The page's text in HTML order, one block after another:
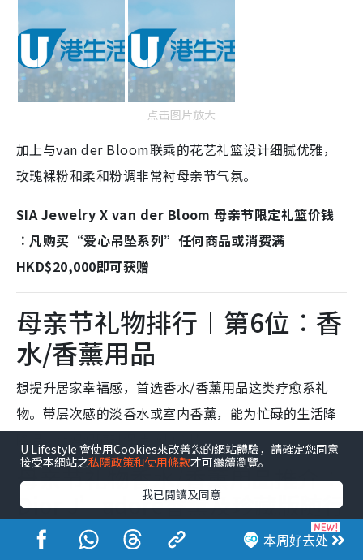
点击图片放大
加上与van der Bloom联乘的花艺礼篮设计细腻优雅，
玫瑰裸粉和柔和粉调非常衬母亲节气氛。
SIA Jewelry X van der Bloom 母亲节限定礼篮价钱
︰凡购买“爱心吊坠系列”任何商品或消费满
HKD$20,000即可获赠
母亲节礼物排行︱第6位︰香
水/香薰用品
想提升居家幸福感，首选香水/香薰用品这类疗愈系礼
物。带层次感的淡香水或室内香薰，能为忙碌的生活降
降温，让妈妈随时保持愉悦心情。
母亲节礼物香水/香薰用品推介︰
Dior J’adore香薰及珍藏版随行
香薰喷雾礼盒
本周好去处
U Lifestyle 會使用Cookies來改善您的網站體驗，請確定您同意
接受本網站之私隱政策和使用條款才可繼續瀏覽。
我已閱讀及同意